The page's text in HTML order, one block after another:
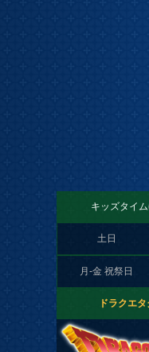
キッズタイ
土日
月-金 祝祭日
ドラクエ